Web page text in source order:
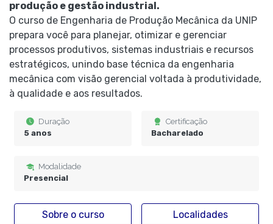
produção e gestão industrial.
O curso de Engenharia de Produção Mecânica da UNIP
prepara você para planejar, otimizar e gerenciar
processos produtivos, sistemas industriais e recursos
estratégicos, unindo base técnica da engenharia
mecânica com visão gerencial voltada à produtividade,
à qualidade e aos resultados.
Duração
5 anos
Certificação
Bacharelado
Modalidade
Presencial
Sobre o curso Localidades